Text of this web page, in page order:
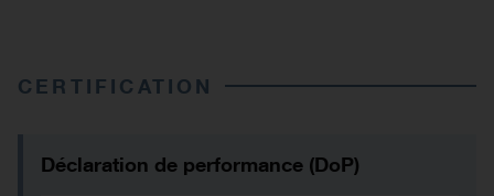
CERTIFICATION
Déclaration de performance (DoP)